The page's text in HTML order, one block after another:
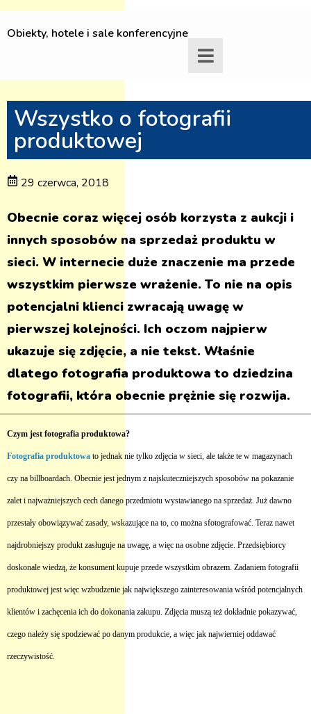
Obiekty, hotele i sale konferencyjne
Wszystko o fotografii
produktowej
29 czerwca, 2018
Obecnie coraz więcej osób korzysta z aukcji i
innych sposobów na sprzedaż produktu w
sieci. W internecie duże znaczenie ma przede
wszystkim pierwsze wrażenie. To nie na opis
potencjalni klienci zwracają uwagę w
pierwszej kolejności. Ich oczom najpierw
ukazuje się zdjęcie, a nie tekst. Właśnie
dlatego fotografia produktowa to dziedzina
fotografii, która obecnie prężnie się rozwija.
Czym jest fotografia produktowa?
Fotografia produktowa to jednak nie tylko zdjęcia w sieci, ale także te w magazynach
czy na billboardach. Obecnie jest jednym z najskuteczniejszych sposobów na pokazanie
zalet i najważniejszych cech danego przedmiotu wystawianego na sprzedaż. Już dawno
przestały obowiązywać zasady, wskazujące na to, co można sfotografować. Teraz nawet
najdrobniejszy produkt zasługuje na uwagę, a więc na osobne zdjęcie. Przedsiębiorcy
doskonale wiedzą, że konsument kupuje przede wszystkim obrazem. Zadaniem fotografii
produktowej jest więc wzbudzenie jak największego zainteresowania wśród potencjalnych
klientów i zachęcenia ich do dokonania zakupu. Zdjęcia muszą też dokładnie pokazywać,
czego należy się spodziewać po danym produkcie, a więc jak najwierniej oddawać
rzeczywistość.